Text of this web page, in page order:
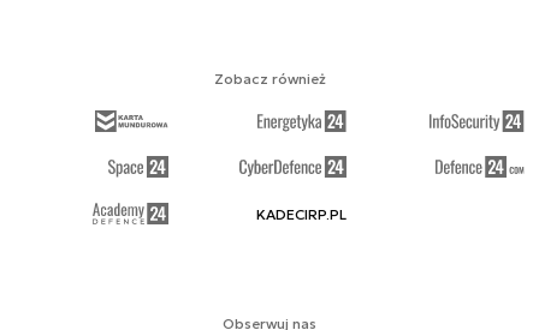
Obserwuj nas
Zobacz również
KADECIRP.PL